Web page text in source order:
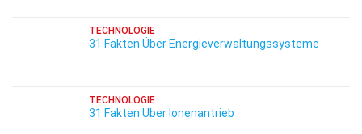
TECHNOLOGIE
31 Fakten Über Energieverwaltungssysteme
TECHNOLOGIE
31 Fakten Über Ionenantrieb